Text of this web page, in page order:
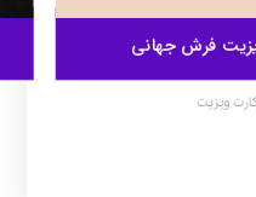
فرش جهانی
ویزیت